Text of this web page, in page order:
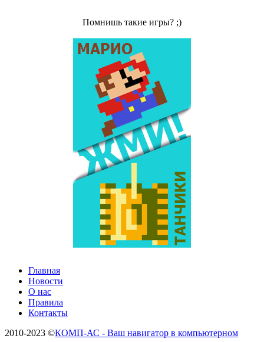
Помнишь такие игры? ;)
Главная
Новости
О нас
Правила
Контакты
2010-2023 ©КОМП-АС - Ваш навигатор в компьютерном